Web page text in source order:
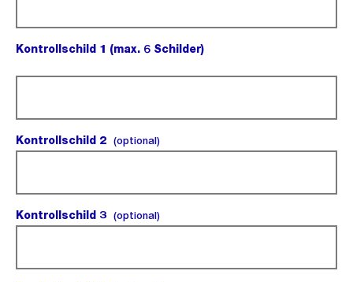
Kontrollschild 1 (max. 6 Schilder)
Kontrollschild 2 (optional)(optional).
Kontrollschild 3 (optional)(optional).